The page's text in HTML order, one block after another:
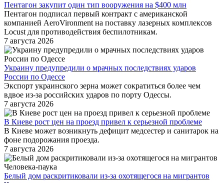
Пентагон закупит один тип вооружения на $400 млн
Пентагон подписал первый контракт с американской
компанией AeroVironment на поставку лазерных комплексов
Locust для противодействия беспилотникам.
7 августа 2026
Украину предупредили о мрачных последствиях ударов
России по Одессе
Экспорт украинского зерна может сократиться более чем
вдвое из-за российских ударов по порту Одессы.
7 августа 2026
В Киеве рост цен на проезд привел к серьезной проблеме
В Киеве может возникнуть дефицит медсестер и санитарок на
фоне подорожания проезда.
7 августа 2026
Белый дом раскритиковали из-за охотящегося на мигрантов